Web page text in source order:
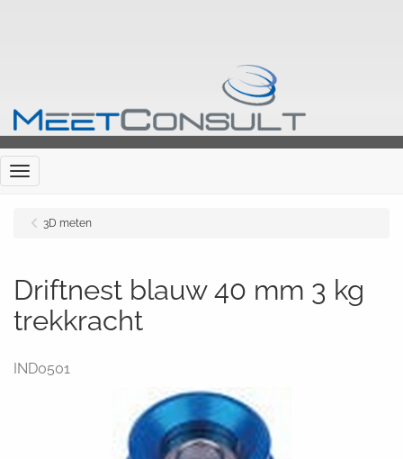
Menu
3D meten
Driftnest blauw 40 mm 3 kg
trekkracht
IND0501